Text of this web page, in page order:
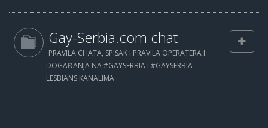
Gay-Serbia.com chat
PRAVILA CHATA, SPISAK I PRAVILA OPERATERA I
DOGAĐANJA NA #GAYSERBIA I #GAYSERBIA-
LESBIANS KANALIMA